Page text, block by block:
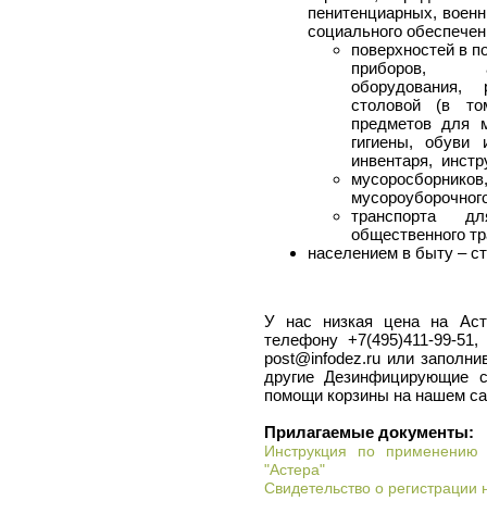
пенитенциарных,
социального
поверхностей в
приборов,
столовой (в
предметов для
гигиены, обуви
инвентаря,
транспорта
общественного
населением в быту –
У нас низкая цена на
телефону +7(495)411-99-
post@infodez.ru или
другие Дезинфицирующие
помощи корзины на нашем
Прилагаемые документы:
Инструкция по
"Астера"
Свидетельство о